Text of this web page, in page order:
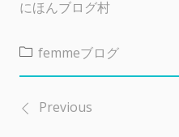
にほんブログ村
femmeブログ
投Previous